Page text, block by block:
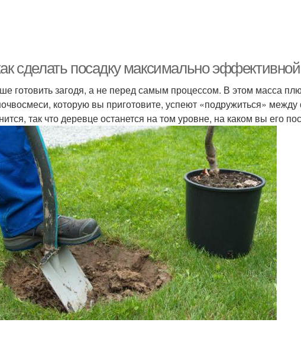
сделать посадку максимально эффективной
готовить загодя, а не перед самым процессом. В этом масса
которую вы приготовите, успеют «подружиться» между
так что деревце останется на том уровне, на каком вы его